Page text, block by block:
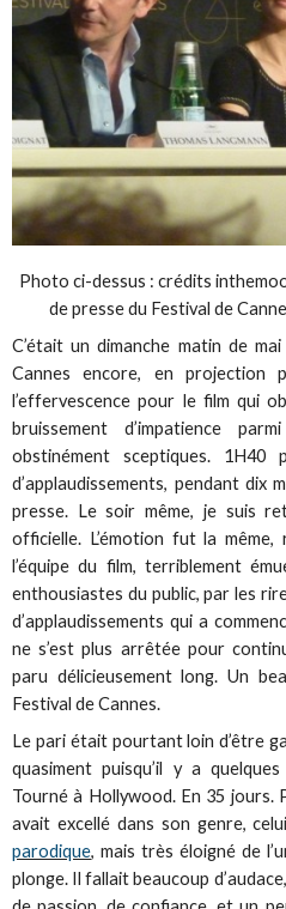
Photo ci-dessus : crédits
de presse du Festival de
C’était un dimanche matin de
Cannes encore, en projection
l’effervescence pour le film qui
bruissement d’impatience
obstinément sceptiques.
d’applaudissements, pendant
presse. Le soir même, je suis
officielle. L’émotion fut la
l’équipe du film, terriblement
enthousiastes du public, par les
d’applaudissements qui a
ne s’est plus arrêtée pour
paru délicieusement long. Un
Festival de Cannes.
Le pari était pourtant loin d’être
quasiment puisqu’il y a
Tourné à Hollywood. En 35 jours.
avait excellé dans son genre,
parodique, mais très éloigné de
plonge. Il fallait beaucoup